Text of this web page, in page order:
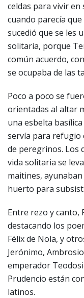
celdas para vivir en
cuando parecía
sucedió que se les
solitaria, porque
común acuerdo,
se ocupaba de las
Poco a poco se
orientadas al altar
una esbelta
servía para refugio
de peregrinos. Los
vida solitaria se
maitines,
huerto para
Entre rezo y canto,
destacando los
Félix de Nola, y
Jerónimo,
emperador
Prudencio están
latinos.